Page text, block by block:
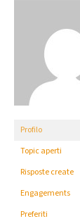
Profilo
Topic aperti
Risposte create
Engagements
Preferiti